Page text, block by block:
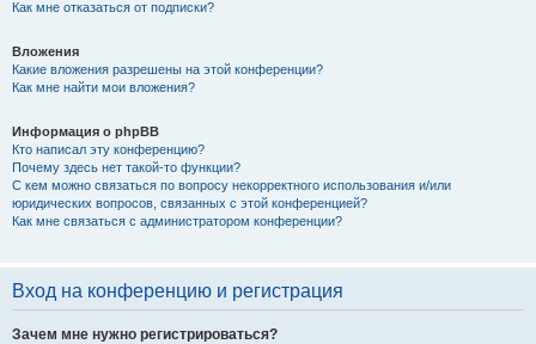
Как мне отказаться от подписки?
Вложения
Какие вложения разрешены на этой конференции?
Как мне найти мои вложения?
Информация о phpBB
Кто написал эту конференцию?
Почему здесь нет такой-то функции?
С кем можно связаться по вопросу некорректного использования и/или
юридических вопросов, связанных с этой конференцией?
Как мне связаться с администратором конференции?
Вход на конференцию и регистрация
Зачем мне нужно регистрироваться?